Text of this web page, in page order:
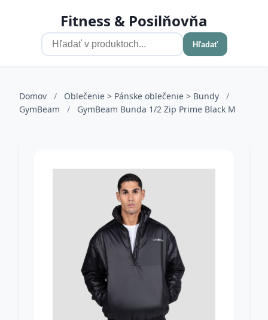
Fitness & Posilňovňa
Hľadať
Domov / Oblečenie > Pánske oblečenie > Bundy
/
GymBeam
/ GymBeam Bunda 1/2 Zip Prime Black M